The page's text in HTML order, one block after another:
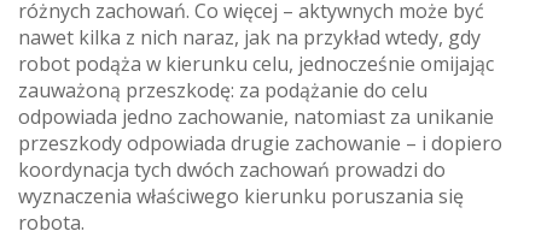
różnych zachowań. Co więcej – aktywnych może być
nawet kilka z nich naraz, jak na przykład wtedy, gdy
robot podąża w kierunku celu, jednocześnie omijając
zauważoną przeszkodę: za podążanie do celu
odpowiada jedno zachowanie, natomiast za unikanie
przeszkody odpowiada drugie zachowanie – i dopiero
koordynacja tych dwóch zachowań prowadzi do
wyznaczenia właściwego kierunku poruszania się
robota.